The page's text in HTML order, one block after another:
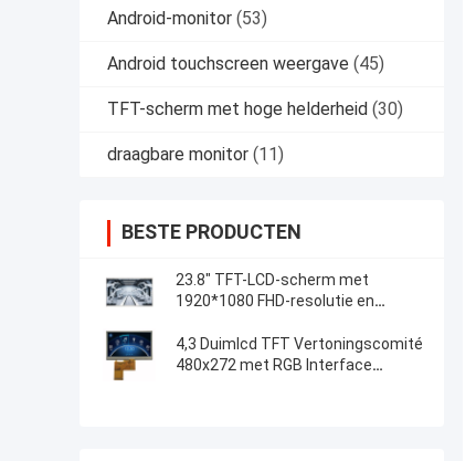
Android-monitor (53)
Android touchscreen weergave (45)
TFT-scherm met hoge helderheid (30)
draagbare monitor (11)
BESTE PRODUCTEN
23.8" TFT-LCD-scherm met
1920*1080 FHD-resolutie en
4,3 Duimlcd TFT Vertoningscomité
480x272 met RGB Interface